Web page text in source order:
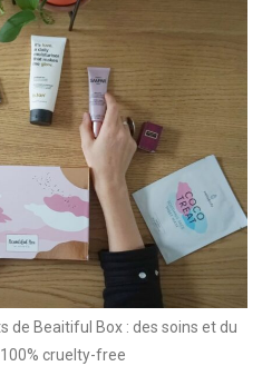
de Beaitiful Box : des soins et du
cruelty-free